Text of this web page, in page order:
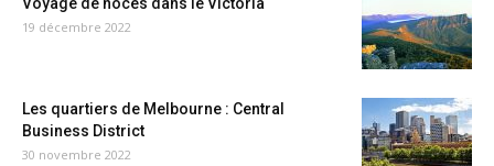
19 décembre 2022
Les quartiers de Melbourne : Central
Business District
30 novembre 2022